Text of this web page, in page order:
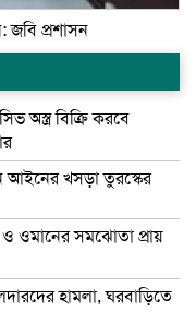
জবি প্রশাসন
অস্ত্র বিক্রি করবে
আইনের খসড়া তুরস্কের
ওমানের সমঝোতা প্রায়
হামলা, ঘরবাড়িতে